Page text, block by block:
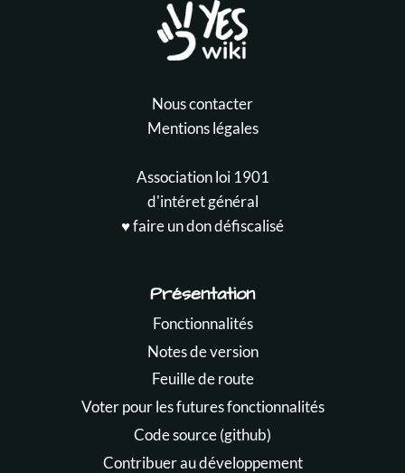
Nous contacter
Mentions légales
Association loi 1901
d'intéret général
♥️ faire un don défiscalisé
Présentation
Fonctionnalités
Notes de version
Feuille de route
Voter pour les futures fonctionnalités
Code source (github)
Contribuer au développement